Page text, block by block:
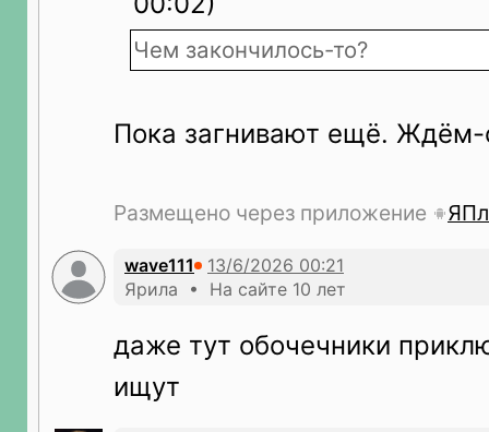
Чем закончилось-то?
Пока загнивают ещё. Ждём-
Размещено через приложение
wave111
Ярила • На сайте 10 лет
даже тут обочечники
ищут